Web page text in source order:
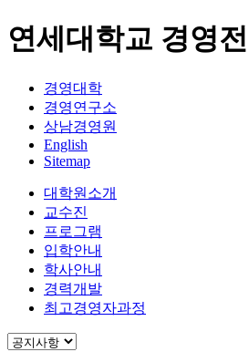
연세대학교 경영
경영대학
경영연구소
상남경영원
English
Sitemap
대학원소개
교수진
프로그램
입학안내
학사안내
경력개발
최고경영자과정